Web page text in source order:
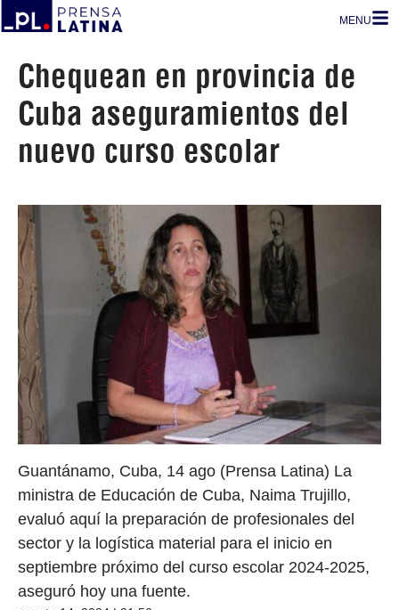
MENU
Chequean en provincia de
Cuba aseguramientos del
nuevo curso escolar
Guantánamo, Cuba, 14 ago (Prensa Latina) La
ministra de Educación de Cuba, Naima Trujillo,
evaluó aquí la preparación de profesionales del
sector y la logística material para el inicio en
septiembre próximo del curso escolar 2024-2025,
aseguró hoy una fuente.